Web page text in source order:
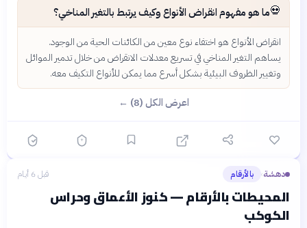
💀ما هو مفهوم انقراض الأنواع وكيف يرتبط بالتغير المناخي؟
انقراض الأنواع هو اختفاء نوع معين من الكائنات الحية من الوجود.
يساهم التغير المناخي في تسريع معدلات الانقراض من خلال تدمير الموائل
وتغيير الظروف البيئية بشكل أسرع مما يمكن للأنواع التكيف معه.
اعرض الكل (8) ←
دهشة› بالأرقام قبل 6 أيام
المحيطات بالأرقام — كنوز الأعماق وحراس
الكوكب